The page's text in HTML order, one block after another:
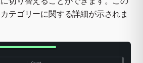
テゴリーに関する詳細が示されま